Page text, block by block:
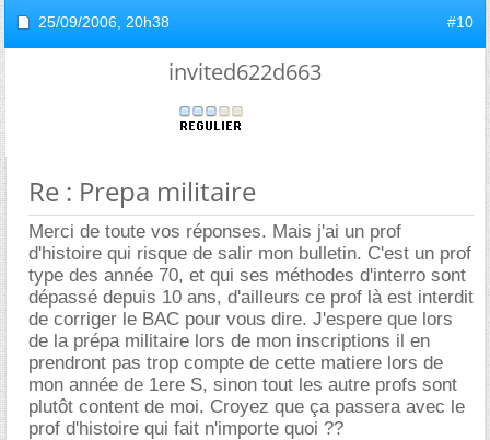
25/09/2006, 20h38 #10
invited622d663
Re : Prepa militaire
Merci de toute vos réponses. Mais j'ai un prof
d'histoire qui risque de salir mon bulletin. C'est un prof
type des année 70, et qui ses méthodes d'interro sont
dépassé depuis 10 ans, d'ailleurs ce prof là est interdit
de corriger le BAC pour vous dire. J'espere que lors
de la prépa militaire lors de mon inscriptions il en
prendront pas trop compte de cette matiere lors de
mon année de 1ere S, sinon tout les autre profs sont
plutôt content de moi. Croyez que ça passera avec le
prof d'histoire qui fait n'importe quoi ??